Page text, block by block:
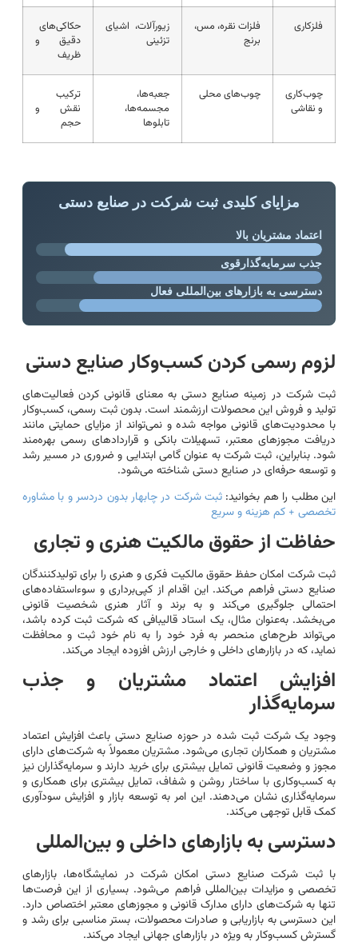
فلزکاری
فلزات نقره، مس،
برنج
زیورآلات، اشیای
تزئینی
حکاکی‌های
دقیق و
ظریف
چوب‌کاری
و نقاشی
چوب‌های محلی
جعبه‌ها،
مجسمه‌ها،
تابلوها
ترکیب
نقش و
حجم
مزایای کلیدی ثبت شرکت در صنایع دستی
اعتماد مشتریان بالا
جذب سرمایه‌گذارقوی
دسترسی به بازارهای بین‌المللی فعال
لزوم رسمی کردن کسب‌وکار صنایع دستی
ثبت شرکت در زمینه صنایع دستی به معنای قانونی کردن فعالیت‌های
تولید و فروش این محصولات ارزشمند است. بدون ثبت رسمی، کسب‌وکار
با محدودیت‌های قانونی مواجه شده و نمی‌تواند از مزایای حمایتی مانند
دریافت مجوزهای معتبر، تسهیلات بانکی و قراردادهای رسمی بهره‌مند
شود. بنابراین، ثبت شرکت به عنوان گامی ابتدایی و ضروری در مسیر رشد
و توسعه حرفه‌ای در صنایع دستی شناخته می‌شود.
این مطلب را هم بخوانید: ثبت شرکت در چابهار بدون دردسر و با مشاوره
تخصصی + کم هزینه و سریع
حفاظت از حقوق مالکیت هنری و تجاری
ثبت شرکت امکان حفظ حقوق مالکیت فکری و هنری را برای تولیدکنندگان
صنایع دستی فراهم می‌کند. این اقدام از کپی‌برداری و سوءاستفاده‌های
احتمالی جلوگیری می‌کند و به برند و آثار هنری شخصیت قانونی
می‌بخشد. به‌عنوان مثال، یک استاد قالیبافی که شرکت ثبت کرده باشد،
می‌تواند طرح‌های منحصر به فرد خود را به نام خود ثبت و محافظت
نماید، که در بازارهای داخلی و خارجی ارزش افزوده ایجاد می‌کند.
افزایش اعتماد مشتریان و جذب
سرمایه‌گذار
وجود یک شرکت ثبت شده در حوزه صنایع دستی باعث افزایش اعتماد
مشتریان و همکاران تجاری می‌شود. مشتریان معمولاً به شرکت‌های دارای
مجوز و وضعیت قانونی تمایل بیشتری برای خرید دارند و سرمایه‌گذاران نیز
به کسب‌وکاری با ساختار روشن و شفاف، تمایل بیشتری برای همکاری و
سرمایه‌گذاری نشان می‌دهند. این امر به توسعه بازار و افزایش سودآوری
کمک قابل توجهی می‌کند.
دسترسی به بازارهای داخلی و بین‌المللی
با ثبت شرکت صنایع دستی امکان شرکت در نمایشگاه‌ها، بازارهای
تخصصی و مزایدات بین‌المللی فراهم می‌شود. بسیاری از این فرصت‌ها
تنها به شرکت‌های دارای مدارک قانونی و مجوزهای معتبر اختصاص دارد.
این دسترسی به بازاریابی و صادرات محصولات، بستر مناسبی برای رشد و
گسترش کسب‌وکار به ویژه در بازارهای جهانی ایجاد می‌کند.